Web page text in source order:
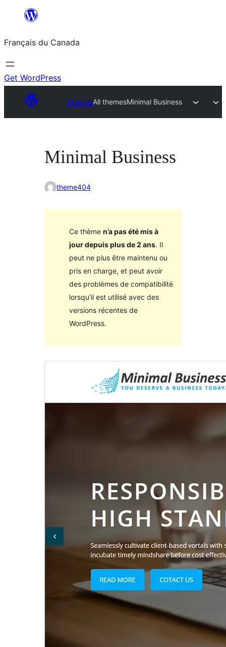
contenu
Français du Canada
Get WordPress
ThemesAll themesMinimal Business
Minimal Business
theme404
Ce thème n’a pas été mis à
jour depuis plus de 2 ans. Il
peut ne plus être maintenu ou
pris en charge, et peut avoir
des problèmes de compatibilité
lorsqu’il est utilisé avec des
versions récentes de
WordPress.